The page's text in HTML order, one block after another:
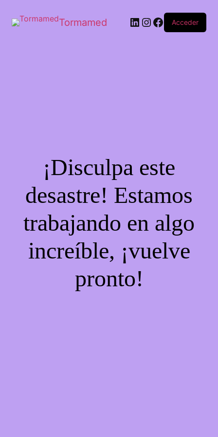
Tormamed Acceder
¡Disculpa este
desastre! Estamos
trabajando en algo
increíble, ¡vuelve
pronto!